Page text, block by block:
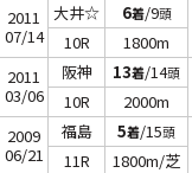
2011
07/14
大井☆ 6着/9頭
10R
1800m
2011
03/06
阪神 13着/14頭
10R
2000m
2009
06/21
福島 5着/15頭
11R
1800m/芝